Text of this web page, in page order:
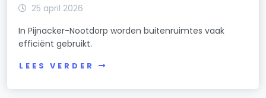
25 april 2026
In Pijnacker-Nootdorp worden buitenruimtes vaak
efficiënt gebruikt.
LEES VERDER